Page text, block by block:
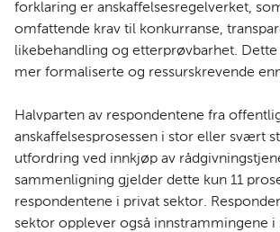
forklaring er anskaffelsesregelverket,
omfattende krav til konkurranse,
likebehandling og etterprøvbarhet.
mer formaliserte og ressurskrevende
Halvparten av respondentene fra
anskaffelsesprosessen i stor eller svært
utfordring ved innkjøp av
sammenligning gjelder dette kun 11
respondentene i privat sektor.
sektor opplever også innstrammingene